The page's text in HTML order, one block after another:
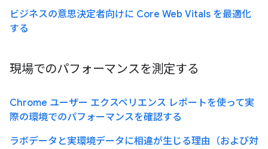
ビジネスの意思決定者向けに Core Web Vitals を最適化
する
現場でのパフォーマンスを測定する
Chrome ユーザー エクスペリエンス レポートを使って実
際の環境でのパフォーマンスを確認する
ラボデータと実環境データに相違が生じる理由（および対